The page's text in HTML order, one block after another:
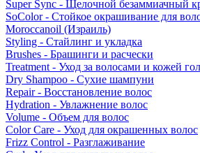
Super Sync - Щелочной безаммиачный
SoColor - Стойкое окрашивание для
Moroccanoil (Израиль)
Styling - Стайлинг и укладка
Brushes - Брашинги и расчески
Treatment - Уход за волосами и кожей
Dry Shampoo - Сухие шампуни
Repair - Восстановление волос
Hydration - Увлажнение волос
Volume - Объем для волос
Color Care - Уход для окрашенных волос
Frizz Control - Разглаживание